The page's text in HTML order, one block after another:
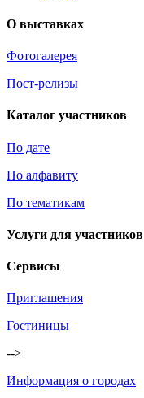
О выставках
Фотогалерея
Пост-релизы
Каталог участников
По дате
По алфавиту
По тематикам
Услуги для участников
Сервисы
Приглашения
Гостиницы
-->
Информация о городах